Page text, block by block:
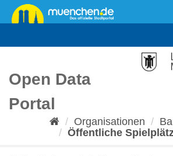
Überspringen
zum
Open Data
Portal
Organisationen
Öffentliche